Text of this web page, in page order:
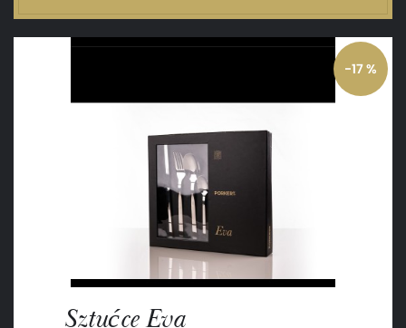
-17 %
Sztućce Eva